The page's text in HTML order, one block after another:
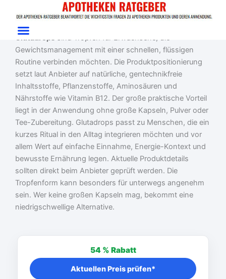
Inhalt
springen
Gewichtsmanagement / Glutadrops
Glutadrops Test: Tropfen für Sättigung & Fokus
Glutadrops sind Tropfen für Erwachsene, die
Gewichtsmanagement mit einer schnellen, flüssigen
Routine verbinden möchten. Die Produktpositionierung
setzt laut Anbieter auf natürliche, gentechnikfreie
Inhaltsstoffe, Pflanzenstoffe, Aminosäuren und
Nährstoffe wie Vitamin B12. Der große praktische Vorteil
liegt in der Anwendung ohne große Kapseln, Pulver oder
Tee-Zubereitung. Glutadrops passt zu Menschen, die ein
kurzes Ritual in den Alltag integrieren möchten und vor
allem Wert auf einfache Einnahme, Energie-Kontext und
bewusste Ernährung legen. Aktuelle Produktdetails
sollten direkt beim Anbieter geprüft werden. Die
Tropfenform kann besonders für unterwegs angenehm
sein. Wer keine großen Kapseln mag, bekommt eine
niedrigschwellige Alternative.
54 % Rabatt
war:
79,95 €
36,65 €.
Aktuellen Preis prüfen*